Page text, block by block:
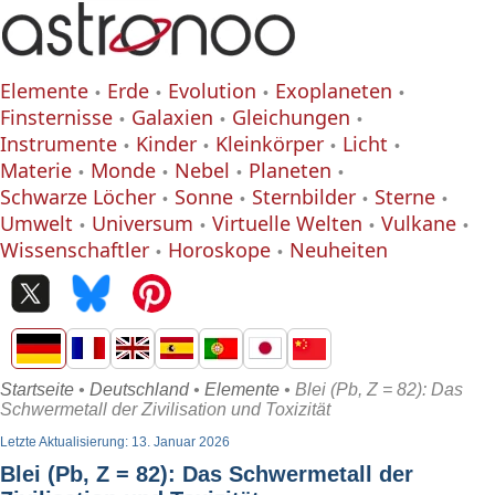
Elemente Erde Evolution
Exoplaneten
Finsternisse
Galaxien
Gleichungen
Instrumente
Kinder Kleinkörper
Licht
Materie
Monde Nebel
Planeten
Schwarze Löcher
Sonne Sternbilder
Sterne
Umwelt
Universum Virtuelle Welten
Vulkane
Wissenschaftler
Horoskope Neuheiten
Startseite • Deutschland• Elemente • Blei (Pb, Z = 82): Das
Schwermetall der Zivilisation und Toxizität
Letzte Aktualisierung: 13. Januar 2026
Blei (Pb, Z = 82): Das Schwermetall der